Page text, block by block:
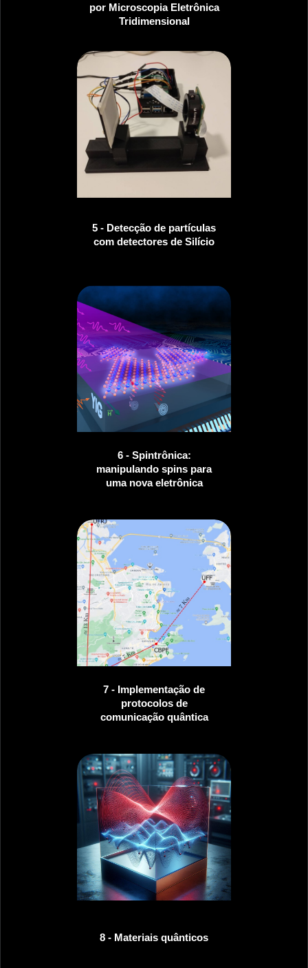
por Microscopia Eletrônica
Tridimensional
5 - Detecção de partículas
com detectores de Silício
6 - Spintrônica:
manipulando spins para
uma nova eletrônica
7 - Implementação de
protocolos de
comunicação quântica
8 - Materiais quânticos